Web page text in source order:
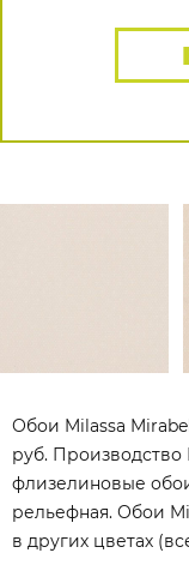
Обои Milassa
руб. Производство
флизелиновые
рельефная. Обои
в других цветах